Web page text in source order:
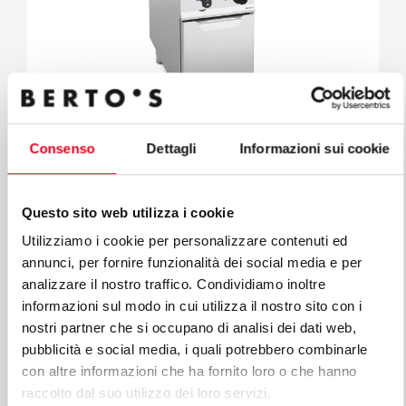
Consenso Dettagli Informazioni sui cookie
Questo sito web utilizza i cookie
Utilizziamo i cookie per personalizzare contenuti ed
annunci, per fornire funzionalità dei social media e per
analizzare il nostro traffico. Condividiamo inoltre
informazioni sul modo in cui utilizza il nostro sito con i
nostri partner che si occupano di analisi dei dati web,
pubblicità e social media, i quali potrebbero combinarle
con altre informazioni che ha fornito loro o che hanno
raccolto dal suo utilizzo dei loro servizi.
MAXIMA 900
FIND OUT ALL THE LINES OF